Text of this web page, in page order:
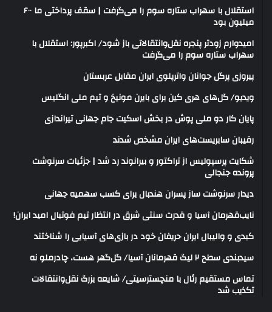
استقلال با سهراب ستاره سوم را می‌گرفت | سقف پرداختی ما ۶۰۰
میلیون بود
امیدوارم زودتر پنجره نقل‌وانتقالاتی باز شود/ اکبرپور: استقلال با
سهراب ستاره سوم را می‌گرفت
پیروزی پرگل جوانان واترپلوی ایران مقابل عربستان
ویدیو/ گل‌های هری‌ کین برای بایرن مونیخ و تیم ملی انگلیس
پایان کار دو ملی پوش در بخش اسکیت جام جهانی تیراندازی
رقیبان سابریست‌های ایران مشخص شدند
شکایت پرسپولیس از تراکتور و بیرانوند رد شد | جزئیات سرنوشت
پرونده جنجالی
دیدار سرنوشت ساز پسران هندبال برای کسب سهمیه جهانی
نایب‌قهرمان آسیا و قدرت سنتی شرق در انتظار تیم فوتبال امید ایران!
کبدی و والیبال ایران حریفان خود در بازی‌های آسیایی را شناختند
سیدبندی سطح ۲ لیگ قهرمانان آسیا/ گل‌گهر هست، چادرملو نه
تماس مستقیم رئال با منچسترسیتی/ شایعه بزرگ نقل‌وانتقالات
تکذیب شد